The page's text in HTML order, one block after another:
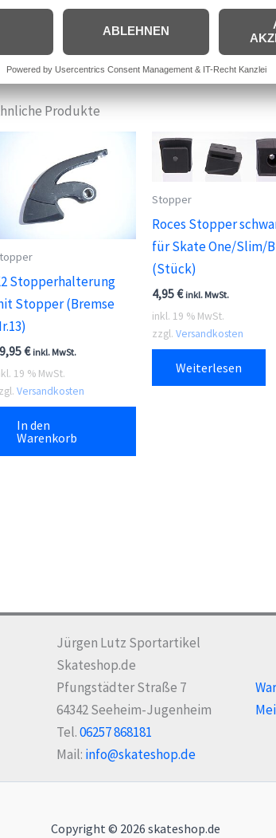
schwarz
Produkte
Stopperhalterung
Stopper (Bremse
€ inkl. MwSt.
19 % MwSt.
Versandkosten
In den
Warenkorb
Stopper
Roces Stopper
für Skate One/Slim/
(Stück)
4,95€ inkl. MwSt.
inkl. 19 % MwSt.
zzgl. Versandkosten
Weiterlesen
Jürgen Lutz Sportartikel
Skateshop.de
Pfungstädter Straße 7
64342 Seeheim-Jugenheim
Tel.06257 868181
Mail: info@skateshop.de
Copyright © 2026 skateshop.de